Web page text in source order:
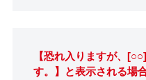
【恐れ入りますが、
す。】と表示される場